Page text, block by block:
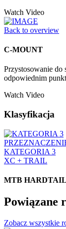
Watch Video
Back to overview
C-MOUNT
Przystosowanie do
odpowiednim
Watch Video
Klasyfikacja
KATEGORIA 3
XC + TRAIL
MTB
Powiązane
Zobacz wszystkie